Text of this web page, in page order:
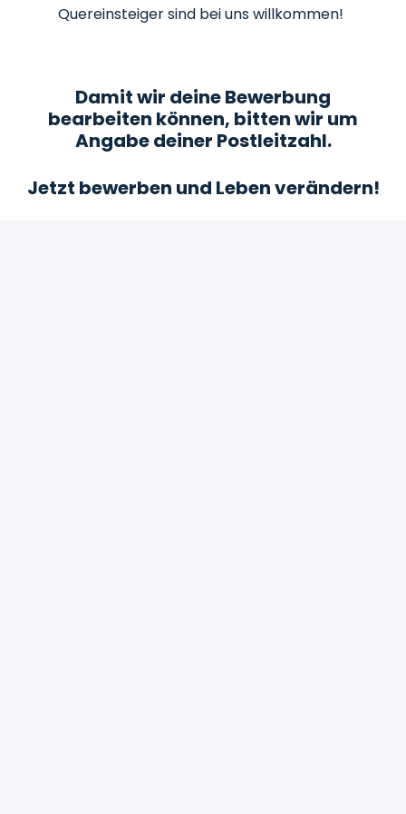
Quereinsteiger sind bei uns willkommen!
Damit wir deine Bewerbung
bearbeiten können, bitten wir um
Angabe deiner Postleitzahl.
Jetzt bewerben und Leben verändern!